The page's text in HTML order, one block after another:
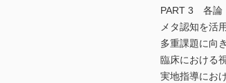
PART 3 各論
メタ認知を活
多重課題に向
臨床における
実地指導にお